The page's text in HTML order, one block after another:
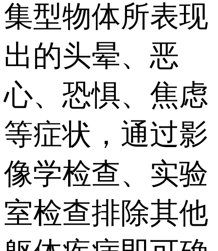
集型物体所表现
出的头晕、恶
心、恐惧、焦虑
等症状，通过影
像学检查、实验
室检查排除其他